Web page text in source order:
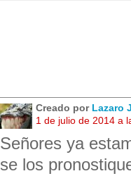
Creado por Lazaro
1 de julio de 2014 a
Señores ya
se los